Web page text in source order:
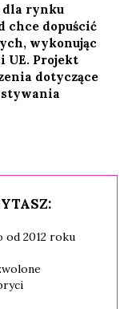
dla rynku
chce dopuścić
wykonując
UE. Projekt
dotyczące
od 2012 roku